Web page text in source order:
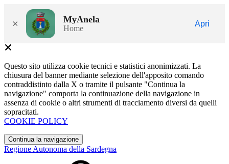
× MyAnela
Home
Apri
Questo sito utilizza cookie tecnici e statistici anonimizzati. La
chiusura del banner mediante selezione dell'apposito comando
contraddistinto dalla X o tramite il pulsante "Continua la
navigazione" comporta la continuazione della navigazione in
assenza di cookie o altri strumenti di tracciamento diversi da quelli
sopracitati.
COOKIE POLICY
Continua la navigazione
Regione Autonoma della Sardegna